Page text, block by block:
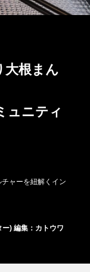
大根まん
ュニティ
ャーを紐解くイン
) 編集：カトウワ